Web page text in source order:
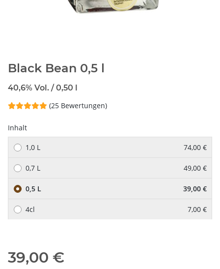
Black Bean 0,5 l
40,6% Vol. / 0,50 l
(25 Bewertungen)
Inhalt
1,0 L 74,00 €
0,7 L 49,00 €
0,5 L 39,00 €
4cl 7,00 €
39,00 €